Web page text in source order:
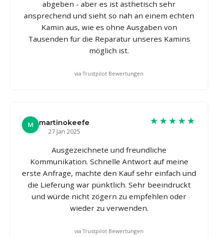
abgeben - aber es ist ästhetisch sehr
ansprechend und sieht so nah an einem echten
Kamin aus, wie es ohne Ausgaben von
Tausenden für die Reparatur unseres Kamins
möglich ist.
via Trustpilot Bewertungen
M
martinokeefe
27 Jan 2025
★★★★★
Ausgezeichnete und freundliche
Kommunikation. Schnelle Antwort auf meine
erste Anfrage, machte den Kauf sehr einfach und
die Lieferung war pünktlich. Sehr beeindruckt
und würde nicht zögern zu empfehlen oder
wieder zu verwenden.
via Trustpilot Bewertungen